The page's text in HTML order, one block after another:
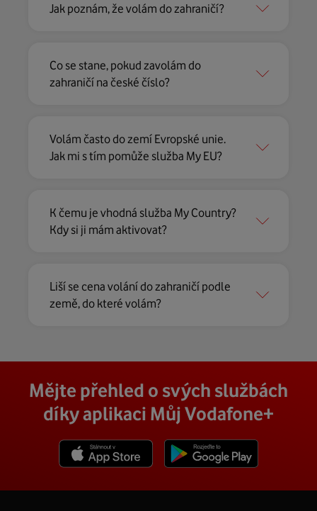
Jak poznám, že volám do zahraničí?
Co se stane, pokud zavolám do
zahraničí na české číslo?
Volám často do zemí Evropské unie.
Jak mi s tím pomůže služba My EU?
K čemu je vhodná služba My Country?
Kdy si ji mám aktivovat?
Liší se cena volání do zahraničí podle
země, do které volám?
Mějte přehled o svých službách
díky aplikaci Můj Vodafone+